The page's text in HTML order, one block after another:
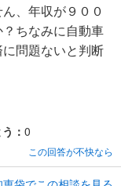
、年収が９００
ちなみに自動車
問題ないと判断
： 0
この回答が不快なら